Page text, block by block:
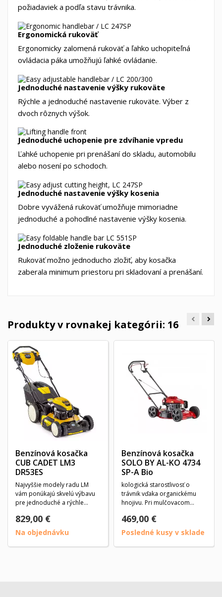
požiadaviek a podľa stavu trávnika.
Ergonomická rukoväť
Ergonomicky zalomená rukoväť a ľahko uchopiteľná
ovládacia páka umožňujú ľahké ovládanie.
Jednoduché nastavenie výšky rukoväte
Rýchle a jednoduché nastavenie rukoväte. Výber z
dvoch rôznych výšok.
Jednoduché uchopenie pre zdvíhanie vpredu
Ľahké uchopenie pri prenášaní do skladu, automobilu
alebo nosení po schodoch.
Jednoduché nastavenie výšky kosenia
Dobre vyvážená rukoväť umožňuje mimoriadne
jednoduché a pohodlné nastavenie výšky kosenia.
Jednoduché zloženie rukoväte
Rukoväť možno jednoducho zložiť, aby kosačka
zaberala minimum priestoru pri skladovaní a prenášaní.
Produkty v rovnakej kategórii: 16
Benzínová kosačka
CUB CADET LM3
DR53ES
Najvyššie modely radu LM
vám ponúkajú skvelú výbavu
pre jednoduché a rýchle
829,00 €
Na objednávku
Benzínová kosačka
SOLO BY AL-KO 4734
SP-A Bio
kologická starostlivosť o
trávnik vďaka organickému
hnojivu. Pri mulčovacom
469,00 €
Posledné kusy v sklade